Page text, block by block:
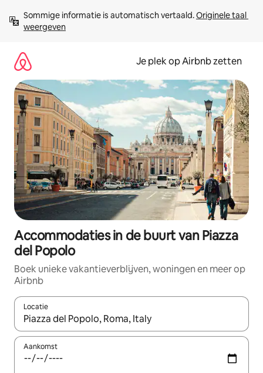
direct
naar
Sommige informatie is automatisch vertaald. Originele taal
weergeven
Je plek op Airbnb zetten
Accommodaties in de buurt van Piazza
del Popolo
Boek unieke vakantieverblijven, woningen en meer op
Airbnb
Locatie
Wanneer er resultaten beschikbaar zijn, maak je een keuze
Aankomst